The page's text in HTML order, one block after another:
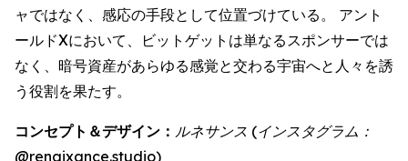
ャではなく、感応の手段として位置づけている。 アント
ールドXにおいて、ビットゲットは単なるスポンサーでは
なく、暗号資産があらゆる感覚と交わる宇宙へと人々を誘
う役割を果たす。
コンセプト＆デザイン： ルネサンス (インスタグラム：
@renaixance.studio)